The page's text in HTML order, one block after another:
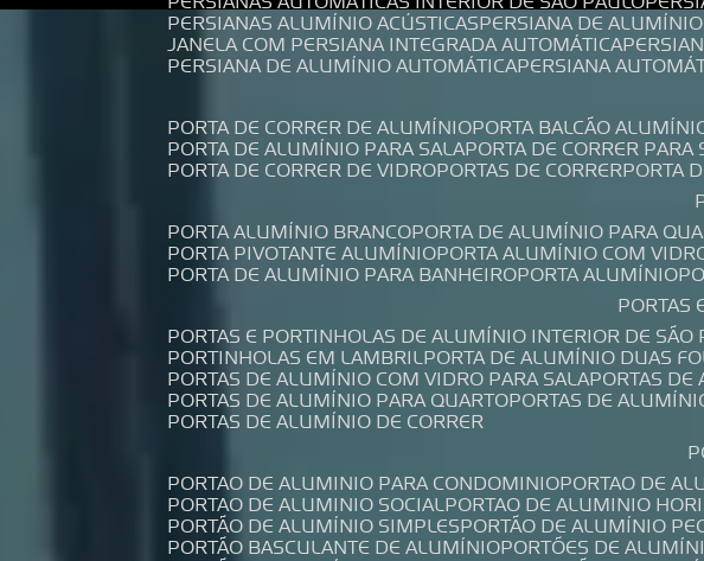
PERSIANAS ALUMÍNIO ACÚSTICAS PERSIANA DE
JANELA COM PERSIANA INTEGRADA AUTOMÁTICA
PERSIANA DE ALUMÍNIO AUTOMÁTICA PERSIANA
PORTA DE CORRER DE ALUMÍNIO PORTA BALCÃO
PORTA DE ALUMÍNIO PARA SALA PORTA DE CORRER PARA
PORTA DE CORRER DE VIDRO PORTAS DE CORRER PORTA
PORTA ALUMÍNIO BRANCO PORTA DE ALUMÍNIO PARA
PORTA PIVOTANTE ALUMÍNIO PORTA ALUMÍNIO COM
PORTA DE ALUMÍNIO PARA BANHEIRO PORTA ALUMÍNIO
PORTAS E PORTINHOLAS DE ALUMÍNIO INTERIOR DE SÃO
PORTINHOLAS EM LAMBRIL PORTA DE ALUMÍNIO DUAS
PORTAS DE ALUMÍNIO COM VIDRO PARA SALA PORTAS
PORTAS DE ALUMÍNIO PARA QUARTO PORTAS DE
PORTAS DE ALUMÍNIO DE CORRER
PORTAO DE ALUMINIO PARA CONDOMINIO PORTAO DE
PORTAO DE ALUMINIO SOCIAL PORTAO DE ALUMINIO
PORTÃO DE ALUMÍNIO SIMPLES PORTÃO DE ALUMÍNIO
PORTÃO BASCULANTE DE ALUMÍNIO PORTÕES DE